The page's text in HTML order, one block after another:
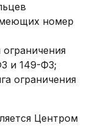
номер
и 149-ФЗ;
ограничения
Центром